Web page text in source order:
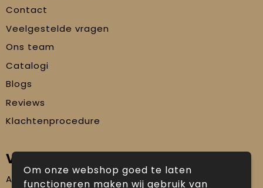
Contact
Veelgestelde vragen
Ons team
Catalogi
Blogs
Reviews
Klachtenprocedure
Veilig winkelen
Algemene voorwaarden
Om onze webshop goed te laten
functioneren maken wij gebruik van